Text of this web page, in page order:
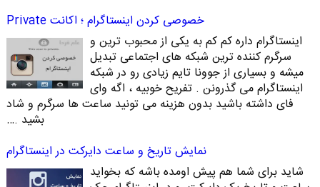
خصوصی کردن اینستاگرام ؛ اکانت Private
اینستاگرام داره کم کم به یکی از محبوب ترین و
سرگرم کننده ترین شبکه های اجتماعی تبدیل
میشه و بسیاری از جوونا تایم زیادی رو در شبکه
اینستاگرام می گذرونن . تفریح خوبیه ، اگه وای
فای داشته باشید بدون هزینه می تونید ساعت ها سرگرم و شاد
بشید .…
نمایش تاریخ و ساعت دایرکت در اینستاگرام
شاید برای شما هم پیش اومده باشه که بخواید